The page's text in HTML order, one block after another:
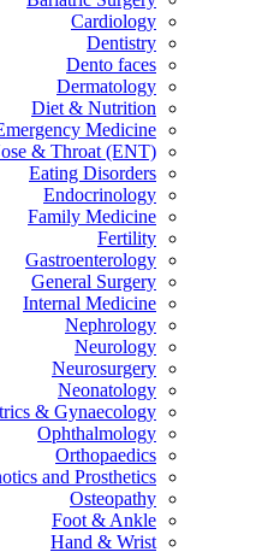
Cardiology
Dentistry
Dento faces
Dermatology
Diet & Nutrition
Medicine
& Throat (ENT)
Eating Disorders
Endocrinology
Family Medicine
Fertility
Gastroenterology
General Surgery
Internal Medicine
Nephrology
Neurology
Neurosurgery
Neonatology
& Gynaecology
Ophthalmology
Orthopaedics
and Prosthetics
Osteopathy
Foot & Ankle
Hand & Wrist